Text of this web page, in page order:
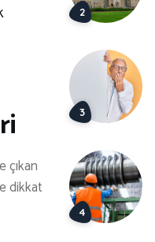
çıkan
dikkat